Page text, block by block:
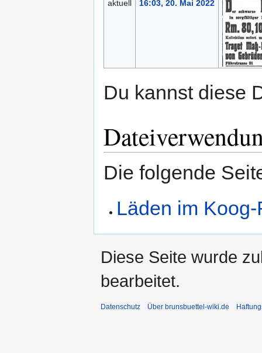
aktuell
16:03, 20. Mai 2022
Du kannst diese
Die folgende
Läden im
Diese Seite wurde
bearbeitet.
Datenschutz Über brunsbuettel-wiki.de